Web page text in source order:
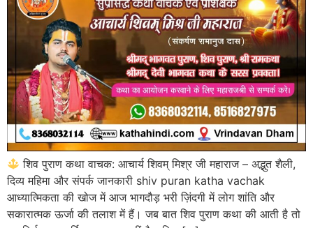
शिव पुराण कथा वाचक: आचार्य शिवम् मिश्र जी महाराज – अद्भुत शैली,
दिव्य महिमा और संपर्क जानकारी shiv puran katha vachak
आध्यात्मिकता की खोज में आज भागदौड़ भरी ज़िंदगी में लोग शांति और
सकारात्मक ऊर्जा की तलाश में हैं। जब बात शिव पुराण कथा की आती है तो